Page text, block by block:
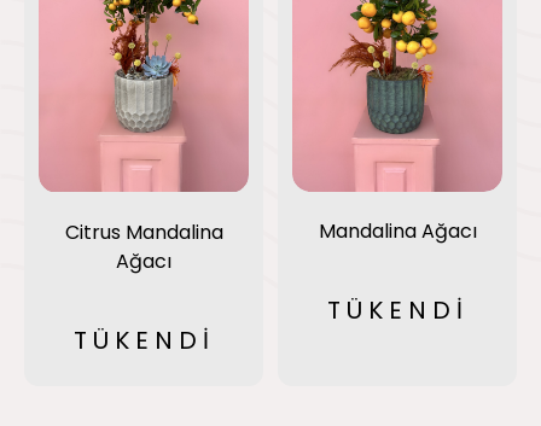
Citrus Mandalina
Ağacı
TÜKENDİ
Mandalina Ağacı
TÜKENDİ